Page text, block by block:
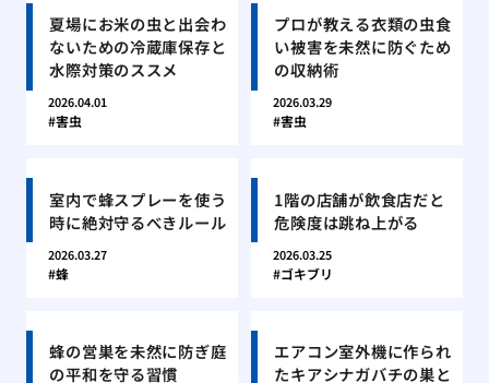
夏場にお米の虫と出会わ
ないための冷蔵庫保存と
水際対策のススメ
2026.04.01
害虫
プロが教える衣類の虫食
い被害を未然に防ぐため
の収納術
2026.03.29
害虫
室内で蜂スプレーを使う
時に絶対守るべきルール
2026.03.27
蜂
1階の店舗が飲食店だと
危険度は跳ね上がる
2026.03.25
ゴキブリ
蜂の営巣を未然に防ぎ庭
の平和を守る習慣
エアコン室外機に作られ
たキアシナガバチの巣と